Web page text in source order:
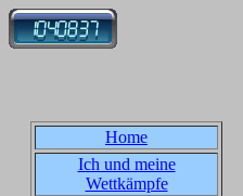
Home
Ich und meine
Wettkämpfe